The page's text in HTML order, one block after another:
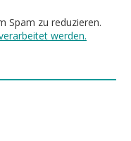
Spam zu reduzieren.
werden.